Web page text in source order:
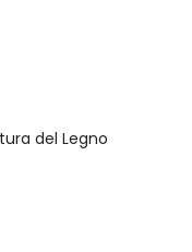
del Legno